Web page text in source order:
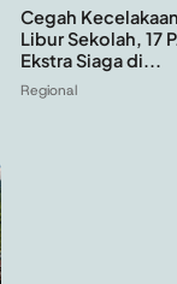
Cegah
Libur Sekolah, 17
Ekstra Siaga di...
Regional